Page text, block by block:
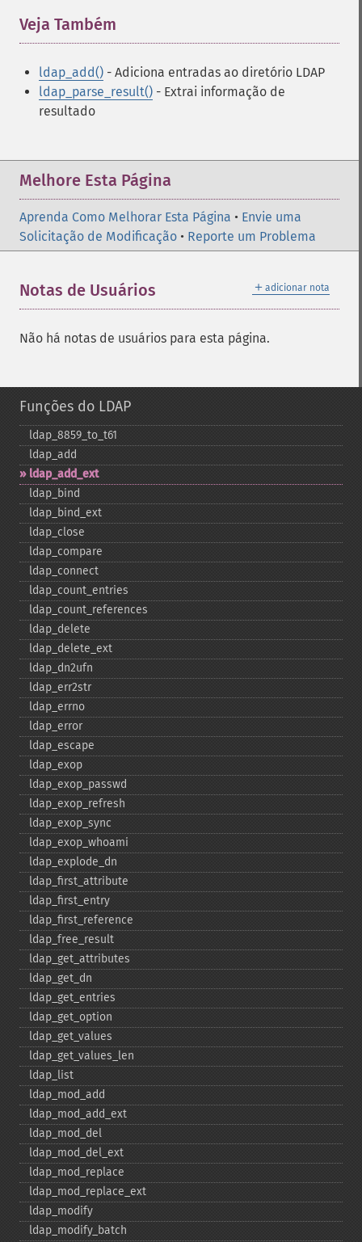
Veja Também
ldap_add() - Adiciona entradas ao diretório LDAP
ldap_parse_result() - Extrai informação de
resultado
Melhore Esta Página
Aprenda Como Melhorar Esta Página • Envie uma
Solicitação de Modificação • Reporte um Problema
＋ adicionar nota
Notas de Usuários
Não há notas de usuários para esta página.
Funções do LDAP
ldap_​8859_​to_​t61
ldap_​add
ldap_​add_​ext
ldap_​bind
ldap_​bind_​ext
ldap_​close
ldap_​compare
ldap_​connect
ldap_​count_​entries
ldap_​count_​references
ldap_​delete
ldap_​delete_​ext
ldap_​dn2ufn
ldap_​err2str
ldap_​errno
ldap_​error
ldap_​escape
ldap_​exop
ldap_​exop_​passwd
ldap_​exop_​refresh
ldap_​exop_​sync
ldap_​exop_​whoami
ldap_​explode_​dn
ldap_​first_​attribute
ldap_​first_​entry
ldap_​first_​reference
ldap_​free_​result
ldap_​get_​attributes
ldap_​get_​dn
ldap_​get_​entries
ldap_​get_​option
ldap_​get_​values
ldap_​get_​values_​len
ldap_​list
ldap_​mod_​add
ldap_​mod_​add_​ext
ldap_​mod_​del
ldap_​mod_​del_​ext
ldap_​mod_​replace
ldap_​mod_​replace_​ext
ldap_​modify
ldap_​modify_​batch